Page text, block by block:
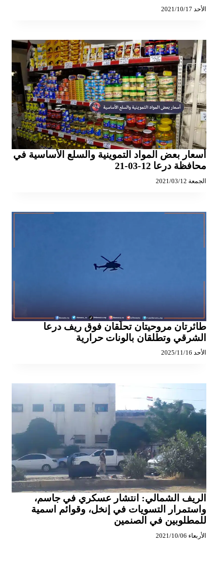
الأحد 2021/10/17
أسعار بعض المواد التموينية والسلع الأساسية في
محافظة درعا 12-03-21
الجمعة 2021/03/12
طائرتان مروحيتان تحلّقان فوق ريف درعا
الشرقي وتطلقان بالونات حرارية
الأحد 2025/11/16
الريف الشمالي: انتشار عسكري في جاسم،
واستمرار التسويات في إنخل، وقوائم اسمية
للمطلوبين في الصنمين
الأربعاء 2021/10/06